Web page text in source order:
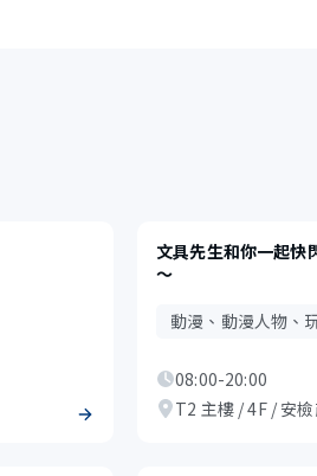
文具先生和你一起快
～
動漫、動漫人物、
08:00-20:00
T2 主樓 / 4F / 安